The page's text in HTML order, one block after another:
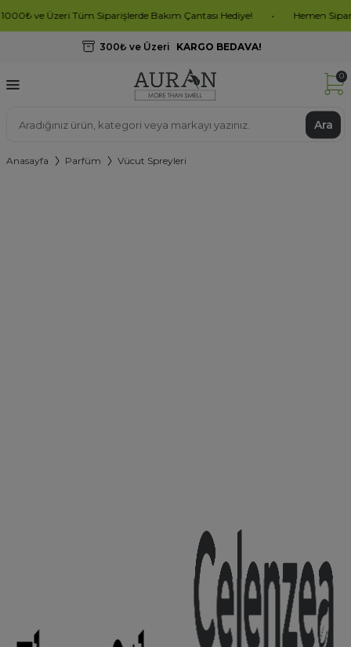
Üzeri Tüm Siparişlerde Bakım Çantası Hediye! • Hemen Sipariş
300₺ ve Üzeri KARGO BEDAVA!
Ara
0
Anasayfa Parfüm Vücut Spreyleri